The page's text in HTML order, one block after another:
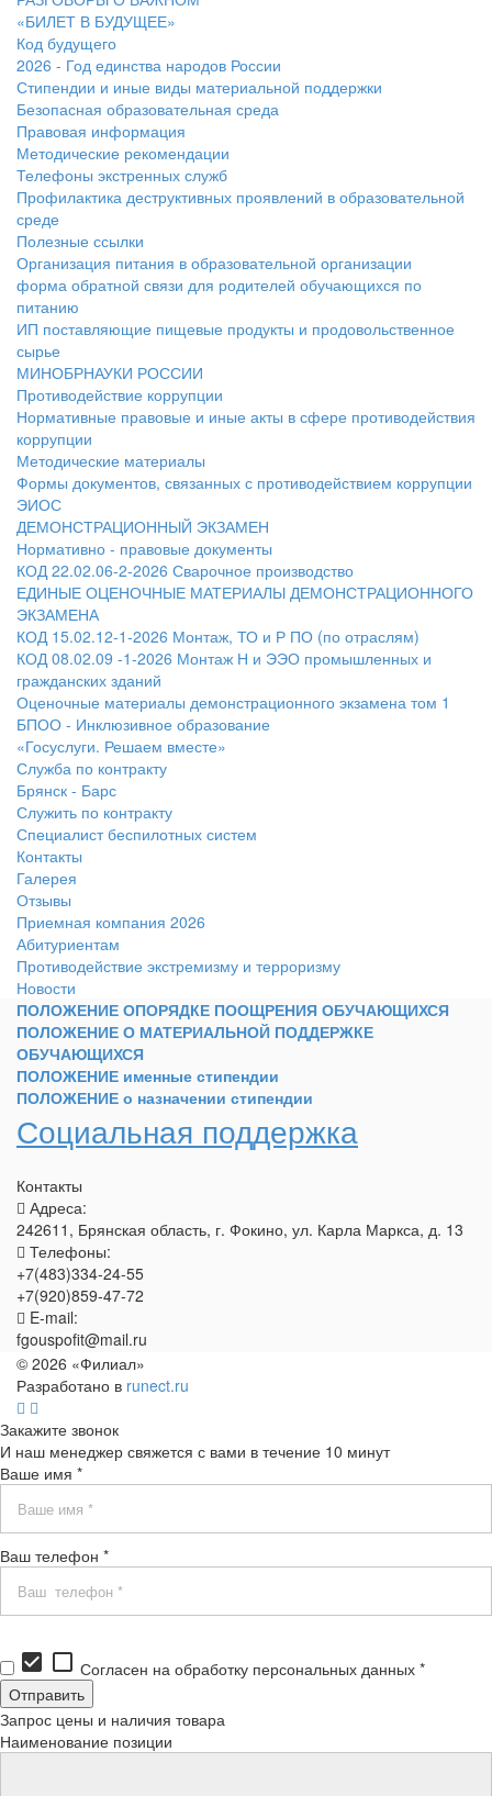
«БИЛЕТ В БУДУЩЕЕ»
Код будущего
2026 - Год единства народов России
Стипендии и иные виды материальной поддержки
Безопасная образовательная среда
Правовая информация
Методические рекомендации
Телефоны экстренных служб
Профилактика деструктивных проявлений в образовательной
среде
Полезные ссылки
Организация питания в образовательной организации
форма обратной связи для родителей обучающихся по
питанию
ИП поставляющие пищевые продукты и продовольственное
сырье
МИНОБРНАУКИ РОССИИ
Противодействие коррупции
Нормативные правовые и иные акты в сфере противодействия
коррупции
Методические материалы
Формы документов, связанных с противодействием коррупции
ЭИОС
ДЕМОНСТРАЦИОННЫЙ ЭКЗАМЕН
Нормативно - правовые документы
КОД 22.02.06-2-2026 Сварочное производство
ЕДИНЫЕ ОЦЕНОЧНЫЕ МАТЕРИАЛЫ ДЕМОНСТРАЦИОННОГО
ЭКЗАМЕНА
КОД 15.02.12-1-2026 Монтаж, ТО и Р ПО (по отраслям)
КОД 08.02.09 -1-2026 Монтаж Н и ЭЭО промышленных и
гражданских зданий
Оценочные материалы демонстрационного экзамена том 1
БПОО - Инклюзивное образование
«Госуслуги. Решаем вместе»
Служба по контракту
Брянск - Барс
Служить по контракту
Специалист беспилотных систем
Контакты
Галерея
Отзывы
Приемная компания 2026
Абитуриентам
Противодействие экстремизму и терроризму
Новости
ПОЛОЖЕНИЕ ОПОРЯДКЕ ПООЩРЕНИЯ ОБУЧАЮЩИХСЯ
ПОЛОЖЕНИЕ О МАТЕРИАЛЬНОЙ ПОДДЕРЖКЕ
ОБУЧАЮЩИХСЯ
ПОЛОЖЕНИЕ именные стипендии
ПОЛОЖЕНИЕ о назначении стипендии
Социальная поддержка
Контакты
Адреса:
242611, Брянская область, г. Фокино, ул. Карла Маркса, д. 13
Телефоны:
+7(483)334-24-55
+7(920)859-47-72
E-mail:
fgouspofit@mail.ru
© 2026 «Филиал»
Разработано в runect.ru
Закажите звонок
И наш менеджер свяжется с вами в течение 10 минут
Ваше имя *
Ваш телефон *
check_box check_box_outline_blank Согласен на обработку персональных данных *
Запрос цены и наличия товара
Наименование позиции